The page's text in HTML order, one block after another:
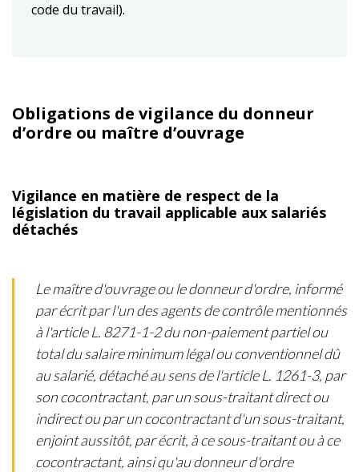
code du travail).
Obligations de vigilance du donneur
d’ordre ou maître d’ouvrage
Vigilance en matière de respect de la
législation du travail applicable aux salariés
détachés
Le maître d'ouvrage ou le donneur d'ordre, informé
par écrit par l'un des agents de contrôle mentionnés
à l'article L. 8271-1-2 du non-paiement partiel ou
total du salaire minimum légal ou conventionnel dû
au salarié, détaché au sens de l'article L. 1261-3, par
son cocontractant, par un sous-traitant direct ou
indirect ou par un cocontractant d'un sous-traitant,
enjoint aussitôt, par écrit, à ce sous-traitant ou à ce
cocontractant, ainsi qu'au donneur d'ordre